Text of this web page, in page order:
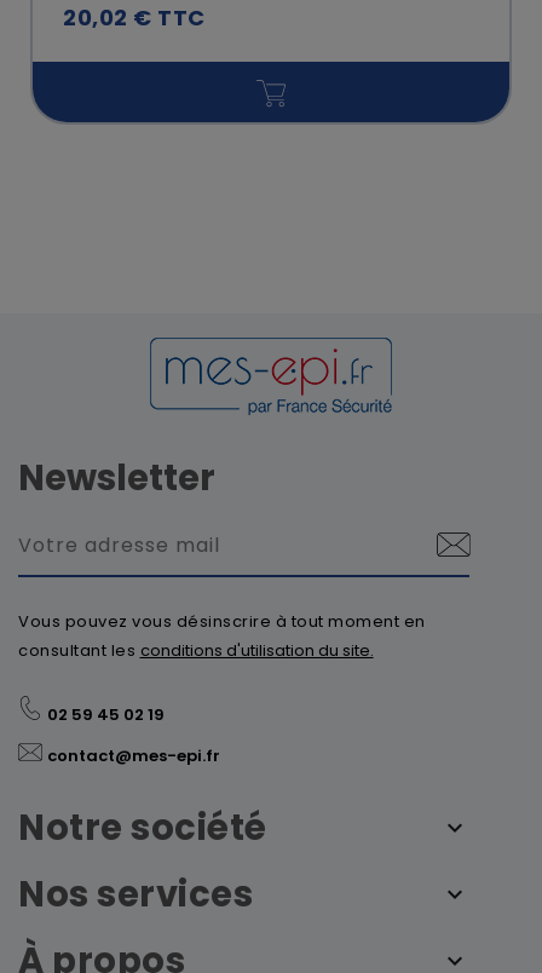
20,02 € TTC
Newsletter
Vous pouvez vous désinscrire à tout moment en
consultant les conditions d'utilisation du site.
02 59 45 02 19
contact@mes-epi.fr
Notre société
Nos services
À propos